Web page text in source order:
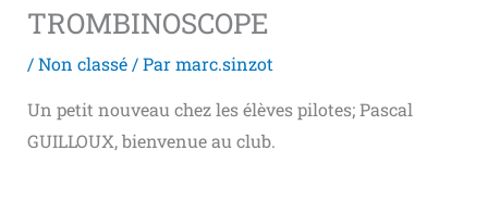
TROMBINOSCOPE
/Non classé/ Parmarc.sinzot
Un petit nouveau chez les élèves pilotes; Pascal
GUILLOUX, bienvenue au club.